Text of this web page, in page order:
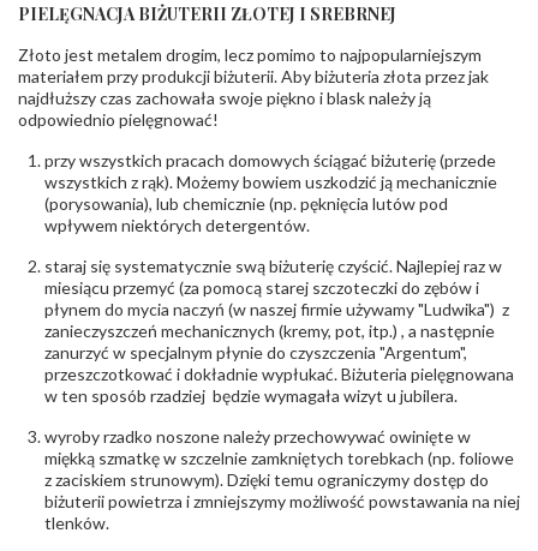
PIELĘGNACJA BIŻUTERII ZŁOTEJ I SREBRNEJ
Złoto jest metalem drogim, lecz pomimo to najpopularniejszym
materiałem przy produkcji biżuterii. Aby biżuteria złota przez jak
najdłuższy czas zachowała swoje piękno i blask należy ją
odpowiednio pielęgnować!
przy wszystkich pracach domowych ściągać biżuterię (przede
wszystkich z rąk). Możemy bowiem uszkodzić ją mechanicznie
(porysowania), lub chemicznie (np. pęknięcia lutów pod
wpływem niektórych detergentów.
staraj się systematycznie swą biżuterię czyścić. Najlepiej raz w
miesiącu przemyć (za pomocą starej szczoteczki do zębów i
płynem do mycia naczyń (w naszej firmie używamy "Ludwika") z
zanieczyszczeń mechanicznych (kremy, pot, itp.) , a następnie
zanurzyć w specjalnym płynie do czyszczenia "Argentum",
przeszczotkować i dokładnie wypłukać. Biżuteria pielęgnowana
w ten sposób rzadziej będzie wymagała wizyt u jubilera.
wyroby rzadko noszone należy przechowywać owinięte w
miękką szmatkę w szczelnie zamkniętych torebkach (np. foliowe
z zaciskiem strunowym). Dzięki temu ograniczymy dostęp do
biżuterii powietrza i zmniejszymy możliwość powstawania na niej
tlenków.